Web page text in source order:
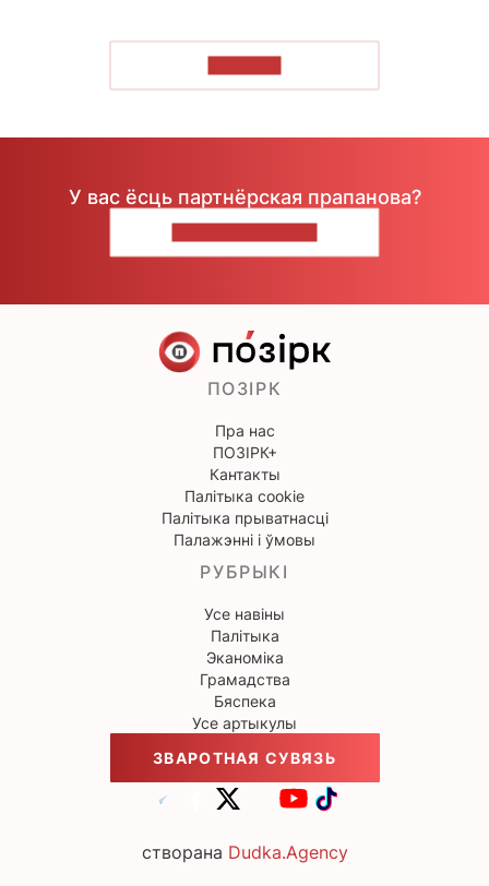
У вас ёсць партнёрская прапанова?
ПОЗІРК
Пра нас
ПОЗІРК+
Кантакты
Палітыка cookie
Палітыка прыватнасці
Палажэнні і ўмовы
РУБРЫКІ
Усе навіны
Палітыка
Эканоміка
Грамадства
Бяспека
Усе артыкулы
ЗВАРОТНАЯ СУВЯЗЬ
створана Dudka.Agency